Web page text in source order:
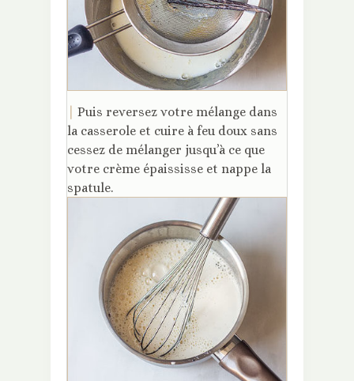
Puis reversez votre mélange dans
la casserole et cuire à feu doux sans
cessez de mélanger jusqu’à ce que
votre crème épaississe et nappe la
spatule.